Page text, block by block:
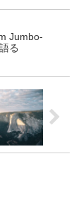
Jumbo-
る